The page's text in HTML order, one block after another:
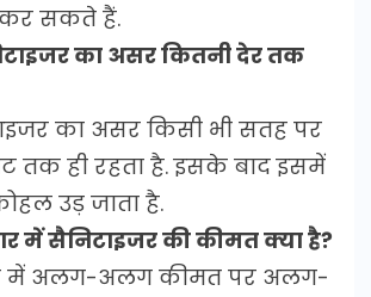
सकते हैं.
का असर कितनी देर तक
का असर किसी भी सतह पर
तक ही रहता है. इसके बाद इसमें
उड़ जाता है.
में सैनिटाइजर की कीमत क्या है?
में अलग-अलग कीमत पर अलग-